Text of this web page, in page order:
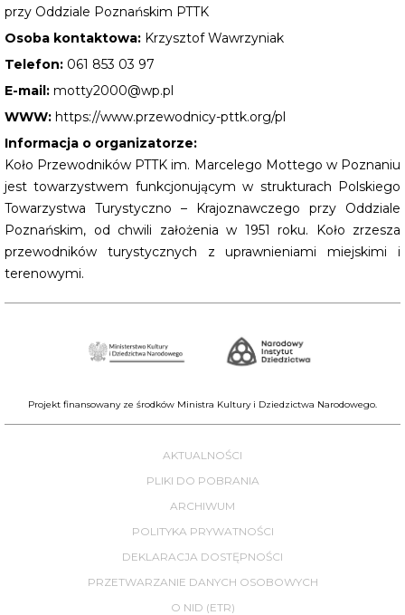
przy Oddziale Poznańskim PTTK
Osoba kontaktowa: Krzysztof Wawrzyniak
Telefon: 061 853 03 97
E-mail: motty2000@wp.pl
WWW: https://www.przewodnicy-pttk.org/pl
Informacja o organizatorze:
Koło Przewodników PTTK im. Marcelego Mottego w Poznaniu
jest towarzystwem funkcjonującym w strukturach Polskiego
Towarzystwa Turystyczno – Krajoznawczego przy Oddziale
Poznańskim, od chwili założenia w 1951 roku. Koło zrzesza
przewodników turystycznych z uprawnieniami miejskimi i
terenowymi.
Projekt finansowany ze środków Ministra Kultury i Dziedzictwa Narodowego.
AKTUALNOŚCI
PLIKI DO POBRANIA
ARCHIWUM
POLITYKA PRYWATNOŚCI
DEKLARACJA DOSTĘPNOŚCI
PRZETWARZANIE DANYCH OSOBOWYCH
O NID (ETR)